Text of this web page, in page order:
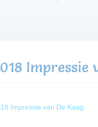
Impressie
Impressie van De Kaag